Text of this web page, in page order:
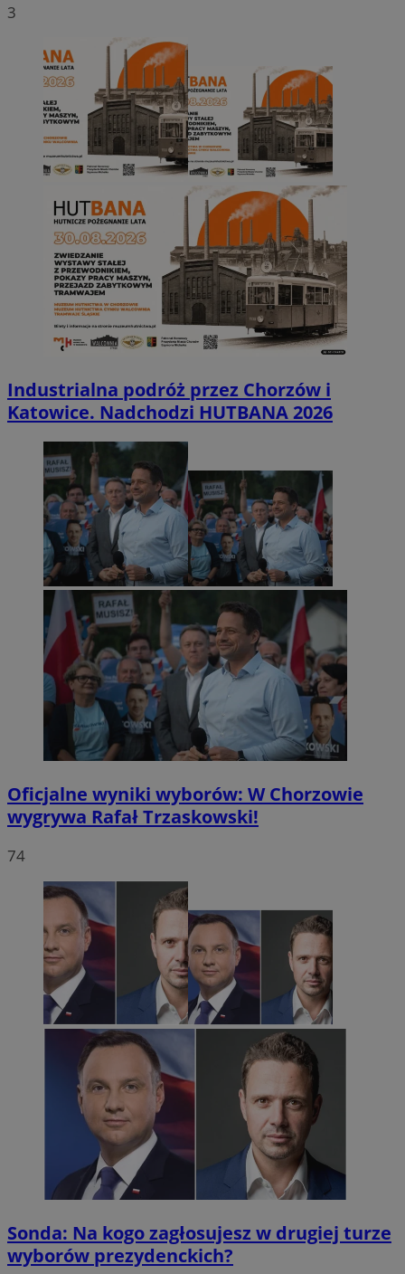
3
Industrialna podróż przez Chorzów i
Katowice. Nadchodzi HUTBANA 2026
Oficjalne wyniki wyborów: W Chorzowie
wygrywa Rafał Trzaskowski!
74
Sonda: Na kogo zagłosujesz w drugiej turze
wyborów prezydenckich?